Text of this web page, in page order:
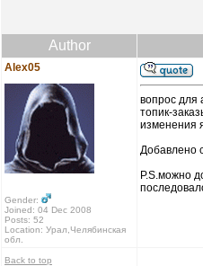
Author
Alex05
Gender:
Joined: 04 Dec 2008
Posts: 52
Location: Урал,Челябинская
обл.
вопрос для
топик-
изменения
Добавлено
P.S.можно
Back to top